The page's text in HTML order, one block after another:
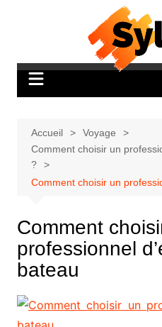
Accueil
Voyage
Comment choisir un
?
Comment choisir un
Comment
professionnel
bateau